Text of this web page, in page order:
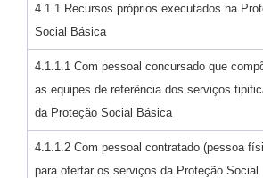
4.1.1 Recursos próprios executados na
Social Básica
4.1.1.1 Com pessoal concursado que
as equipes de referência dos serviços
da Proteção Social Básica
4.1.1.2 Com pessoal contratado (pessoa
para ofertar os serviços da Proteção Social